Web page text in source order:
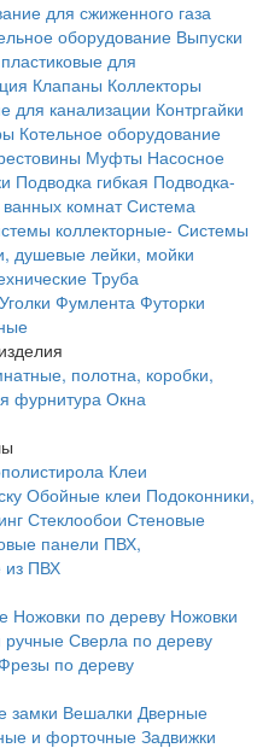
для сжиженного газа
оборудование Выпуски
для
Клапаны Коллекторы
для канализации Контргайки
Котельное оборудование
Муфты Насосное
Подводка гибкая Подводка-
комнат Система
коллекторные- Системы
душевые лейки, мойки
Труба
Уголки Фумлента Футорки
полотна, коробки,
фурнитура Окна
Клеи
Обойные клеи Подоконники,
Стеклообои Стеновые
панели ПВХ,
из ПВХ
Ножовки по дереву Ножовки
ручные Сверла по дереву
по дереву
замки Вешалки Дверные
и форточные Задвижки